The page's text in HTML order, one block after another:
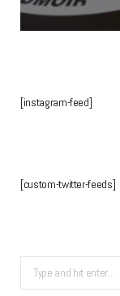
[instagram-feed]
[custom-twitter-feeds]
Search
for: